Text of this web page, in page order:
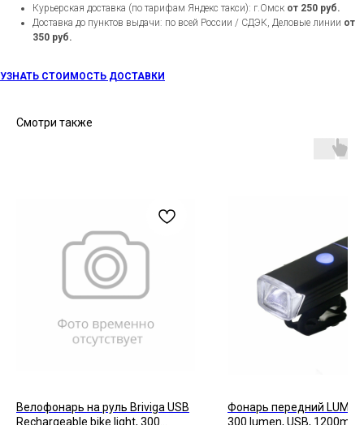
Курьерская доставка (по тарифам Яндекс такси): г.Омск от 250 руб.
Доставка до пунктов выдачи: по всей России / СДЭК, Деловые линии от
350 руб.
УЗНАТЬ СТОИМОСТЬ ДОСТАВКИ
Смотри также
Велофонарь на руль Briviga USB
Rechargeable bike light, 300
Фонарь передний
300 lumen, USB,